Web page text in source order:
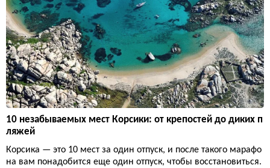
10 незабываемых мест Корсики: от крепостей до диких п
ляжей
Корсика — это 10 мест за один отпуск, и после такого марафо
на вам понадобится еще один отпуск, чтобы восстановиться.